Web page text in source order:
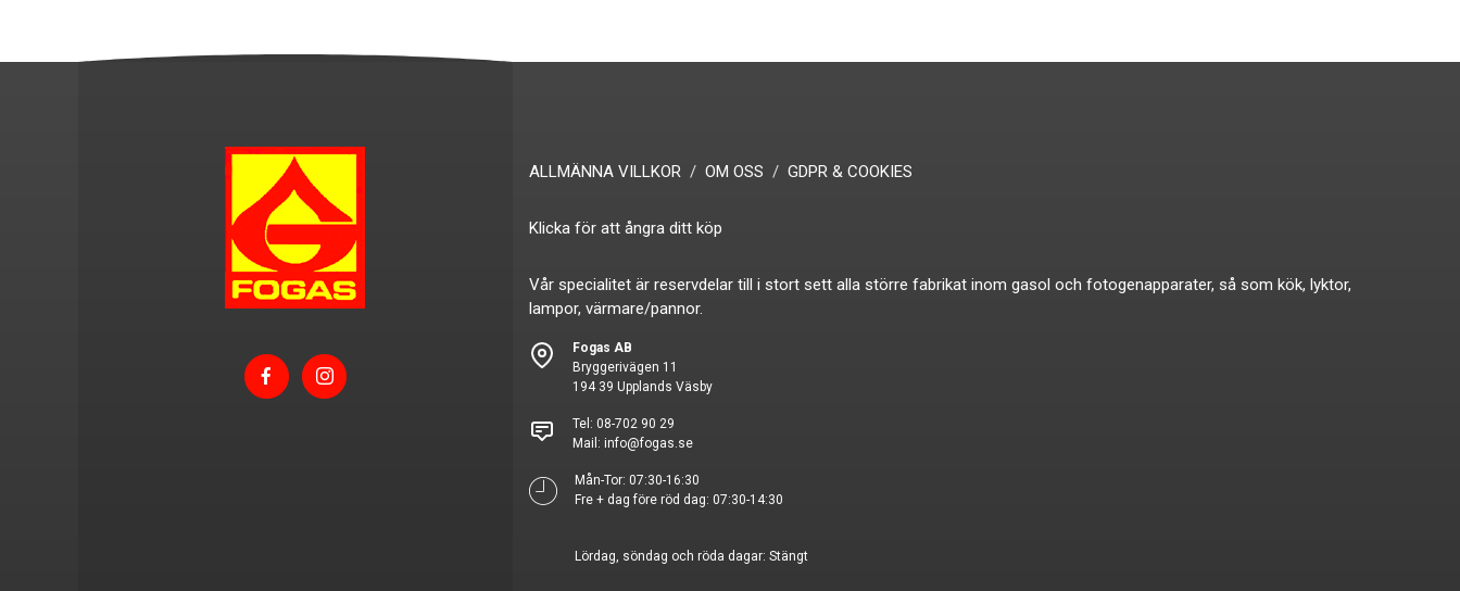
ALLMÄNNA VILLKOR OM OSS GDPR & COOKIES
Klicka för att ångra ditt köp
Vår specialitet är reservdelar till i stort sett alla större fabrikat inom gasol och fotogenapparater, så som kök, lyktor,
lampor, värmare/pannor.
Fogas AB
Bryggerivägen 11
194 39 Upplands Väsby
Tel: 08-702 90 29
Mail: info@fogas.se
Mån-Tor: 07:30-16:30
Fre + dag före röd dag: 07:30-14:30
Lördag, söndag och röda dagar: Stängt